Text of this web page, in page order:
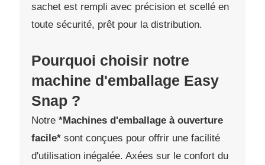
sachet est rempli avec précision et scellé en
toute sécurité, prêt pour la distribution.
Pourquoi choisir notre
machine d'emballage Easy
Snap ?
Notre *Machines d'emballage à ouverture
facile*sont conçues pour offrir une facilité
d'utilisation inégalée. Axées sur le confort du